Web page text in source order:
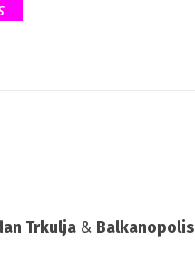
Trkulja & Balkanopolis